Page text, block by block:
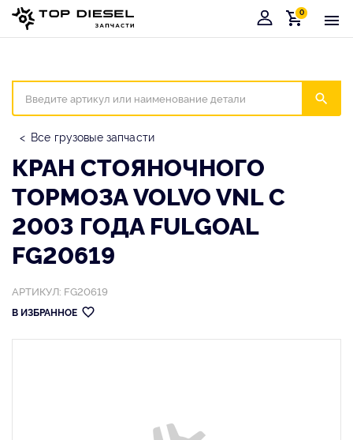
Корзина
0
Все грузовые запчасти
КРАН СТОЯНОЧНОГО
ТОРМОЗА VOLVO VNL С
2003 ГОДА FULGOAL
FG20619
АРТИКУЛ: FG20619
В ИЗБРАННОЕ